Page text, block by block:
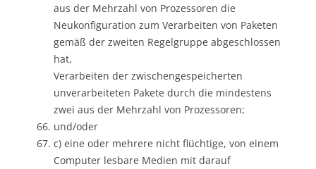
aus der Mehrzahl von Prozessoren die
Neukonfiguration zum Verarbeiten von Paketen
gemäß der zweiten Regelgruppe abgeschlossen
hat,
Verarbeiten der zwischengespeicherten
unverarbeiteten Pakete durch die mindestens
zwei aus der Mehrzahl von Prozessoren;
und/oder
c) eine oder mehrere nicht flüchtige, von einem
Computer lesbare Medien mit darauf